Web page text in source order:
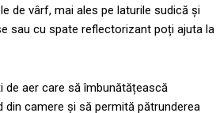
de vârf, mai ales pe laturile sudică și
sau cu spate reflectorizant poți ajuta la
aer care să îmbunătățească
camere și să permită pătrunderea